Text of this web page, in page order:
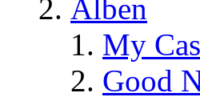
Alben
My
Good